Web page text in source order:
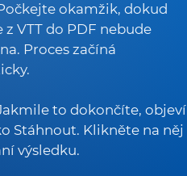
okamžik, dokud
z VTT do PDF nebude
Proces začíná
to dokončíte, objeví
Stáhnout. Klikněte na něj
výsledku.